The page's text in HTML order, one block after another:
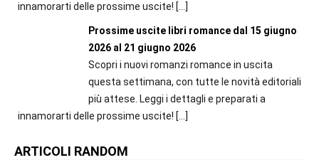
innamorarti delle prossime uscite! […]
Prossime uscite libri romance dal 15 giugno
2026 al 21 giugno 2026
Scopri i nuovi romanzi romance in uscita
questa settimana, con tutte le novità editoriali
più attese. Leggi i dettagli e preparati a
innamorarti delle prossime uscite! […]
ARTICOLI RANDOM